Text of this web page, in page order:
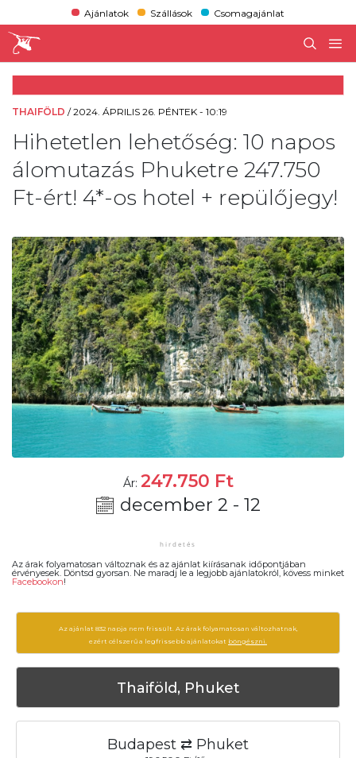
Ajánlatok Szállások Csomagajánlat
THAIFÖLD /2024. ÁPRILIS 26. PÉNTEK - 10:19
Hihetetlen lehetőség: 10 napos
álomutazás Phuketre 247.750
Ft-ért! 4*-os hotel + repülőjegy!
Ár: 247.750 Ft
december 2 - 12
Az árak folyamatosan változnak és az ajánlat kiírásanak időpontjában
érvényesek. Döntsd gyorsan. Ne maradj le a legjobb ajánlatokról, kövess minket
Facebookon!
Az ajánlat 832 napja nem frissült. Az árak folyamatosan változhatnak,
ezért célszerű a legfrissebb ajánlatokat böngészni.
Thaiföld, Phuket
Budapest ⇄ Phuket